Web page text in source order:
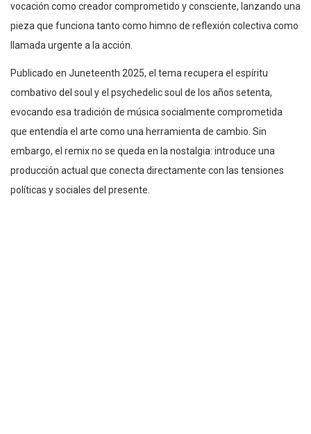
vocación como creador comprometido y consciente, lanzando una
pieza que funciona tanto como himno de reflexión colectiva como
llamada urgente a la acción.
Publicado en Juneteenth 2025, el tema recupera el espíritu
combativo del soul y el psychedelic soul de los años setenta,
evocando esa tradición de música socialmente comprometida
que entendía el arte como una herramienta de cambio. Sin
embargo, el remix no se queda en la nostalgia: introduce una
producción actual que conecta directamente con las tensiones
políticas y sociales del presente.